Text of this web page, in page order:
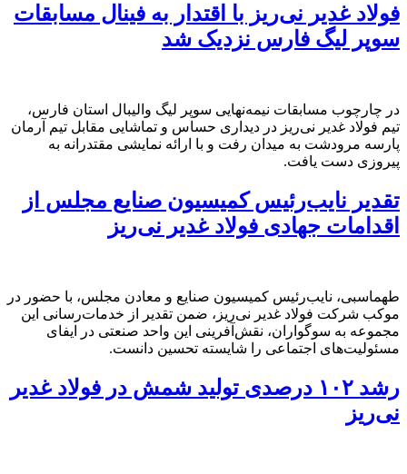
فولاد غدیر نی‌ریز با اقتدار به فینال مسابقات
سوپر لیگ فارس نزدیک شد
در چارچوب مسابقات نیمه‌نهایی سوپر لیگ والیبال استان فارس،
تیم فولاد غدیر نی‌ریز در دیداری حساس و تماشایی مقابل تیم آرمان
پارسه مرودشت به میدان رفت و با ارائه نمایشی مقتدرانه به
پیروزی دست یافت.
تقدیر نایب‌رئیس کمیسیون صنایع مجلس از
اقدامات جهادی فولاد غدیر نی‌ریز
طهماسبی، نایب‌رئیس کمیسیون صنایع و معادن مجلس، با حضور در
موکب شرکت فولاد غدیر نی‌ریز، ضمن تقدیر از خدمات‌رسانی این
مجموعه به سوگواران، نقش‌آفرینی این واحد صنعتی در ایفای
مسئولیت‌های اجتماعی را شایسته تحسین دانست.
رشد ۱۰۲ درصدی تولید شمش در فولاد غدیر
نی‌ریز